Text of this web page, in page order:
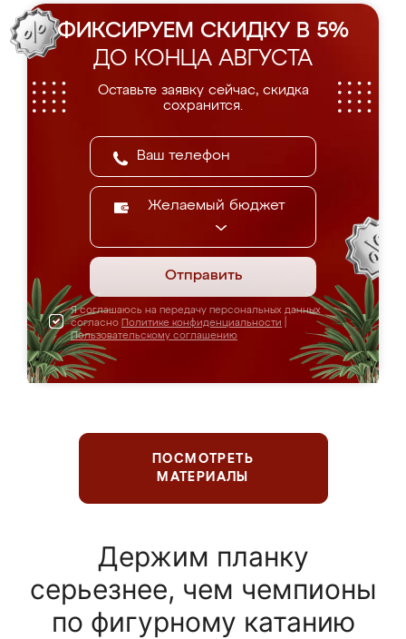
ФИКСИРУЕМ СКИДКУ В 5%
ДО КОНЦА АВГУСТА
Оставьте заявку сейчас, скидка
сохранится.
Желаемый бюджет
Отправить
Я соглашаюсь на передачу персональных данных
согласно Политике конфиденциальности
Пользовательскому соглашению
ПОСМОТРЕТЬ
МАТЕРИАЛЫ
Держим планку
серьезнее, чем чемпионы
по фигурному катанию